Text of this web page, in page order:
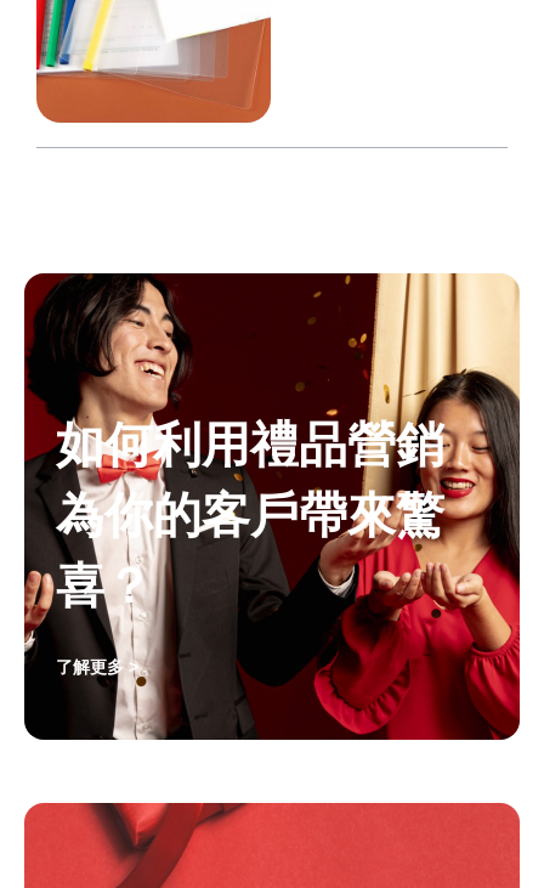
如何利用禮品營銷
為你的客戶帶來驚
喜？
了解更多 >